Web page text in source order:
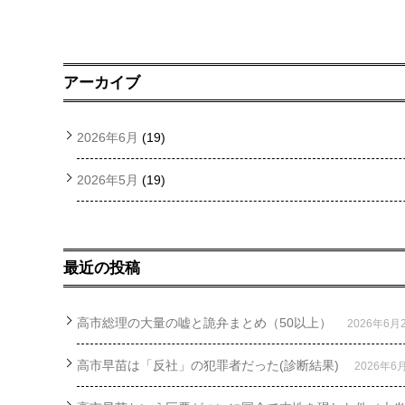
アーカイブ
2026年6月 (19)
2026年5月 (19)
最近の投稿
高市総理の大量の嘘と詭弁まとめ（50以上） 2026年6月
高市早苗は「反社」の犯罪者だった(診断結果) 2026年6